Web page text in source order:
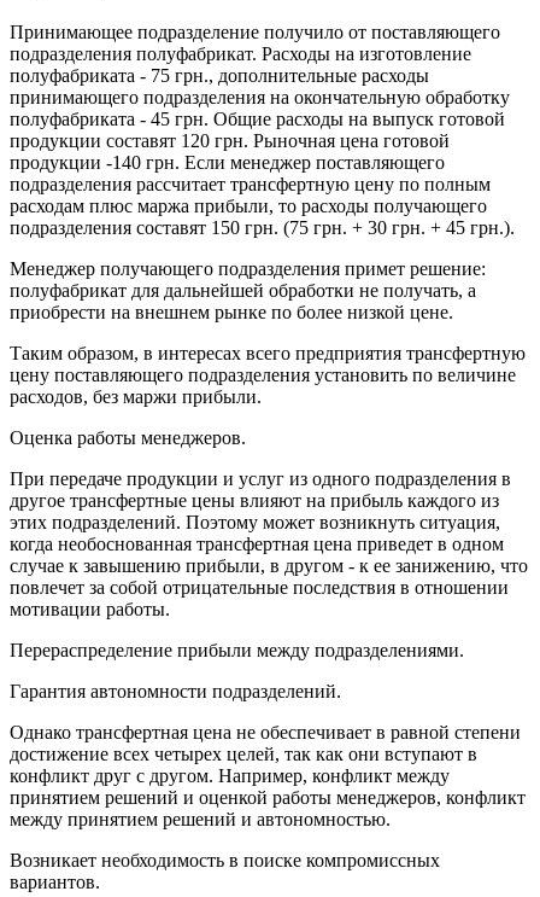
Принимающее подразделение получило от поставляющего
подразделения полуфабрикат. Расходы на изготовление
полуфабриката - 75 грн., дополнительные расходы
принимающего подразделения на окончательную обработку
полуфабриката - 45 грн. Общие расходы на выпуск готовой
продукции составят 120 грн. Рыночная цена готовой
продукции -140 грн. Если менеджер поставляющего
подразделения рассчитает трансфертную цену по полным
расходам плюс маржа прибыли, то расходы получающего
подразделения составят 150 грн. (75 грн. + 30 грн. + 45 грн.).
Менеджер получающего подразделения примет решение:
полуфабрикат для дальнейшей обработки не получать, а
приобрести на внешнем рынке по более низкой цене.
Таким образом, в интересах всего предприятия трансфертную
цену поставляющего подразделения установить по величине
расходов, без маржи прибыли.
Оценка работы менеджеров.
При передаче продукции и услуг из одного подразделения в
другое трансфертные цены влияют на прибыль каждого из
этих подразделений. Поэтому может возникнуть ситуация,
когда необоснованная трансфертная цена приведет в одном
случае к завышению прибыли, в другом - к ее занижению, что
повлечет за собой отрицательные последствия в отношении
мотивации работы.
Перераспределение прибыли между подразделениями.
Гарантия автономности подразделений.
Однако трансфертная цена не обеспечивает в равной степени
достижение всех четырех целей, так как они вступают в
конфликт друг с другом. Например, конфликт между
принятием решений и оценкой работы менеджеров, конфликт
между принятием решений и автономностью.
Возникает необходимость в поиске компромиссных
вариантов.